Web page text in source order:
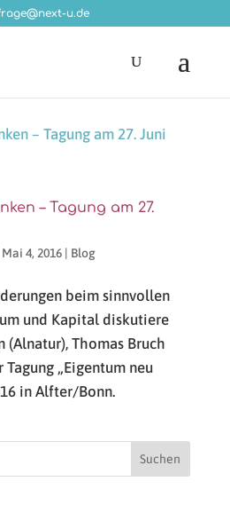
u.de
– Tagung am 27.
Mai 4, 2016| Blog
beim sinnvollen
und Kapital diskutiere
(Alnatur), Thomas Bruch
Tagung „Eigentum neu
in Alfter/Bonn.